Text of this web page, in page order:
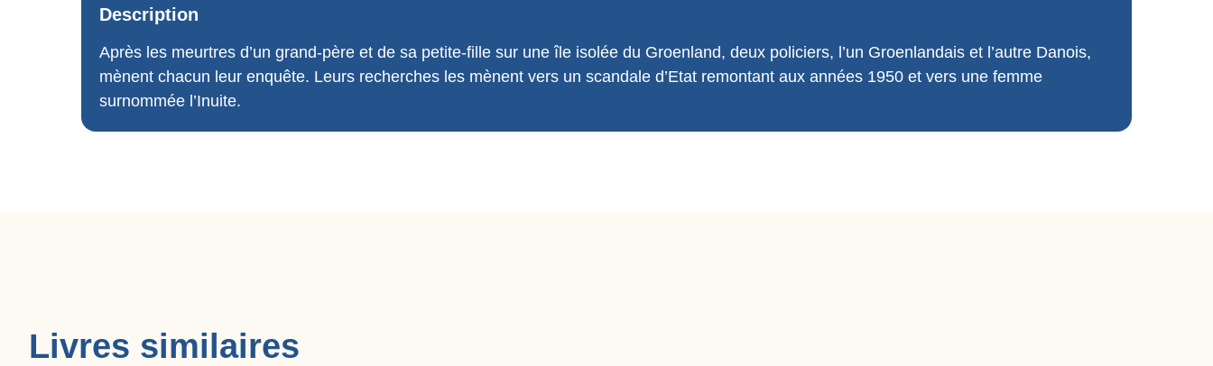
Description
Après les meurtres d’un grand-père et de sa petite-fille sur une île isolée du Groenland, deux policiers, l’un Groenlandais et l’autre Danois,
mènent chacun leur enquête. Leurs recherches les mènent vers un scandale d’Etat remontant aux années 1950 et vers une femme
surnommée l’Inuite.
Livres similaires